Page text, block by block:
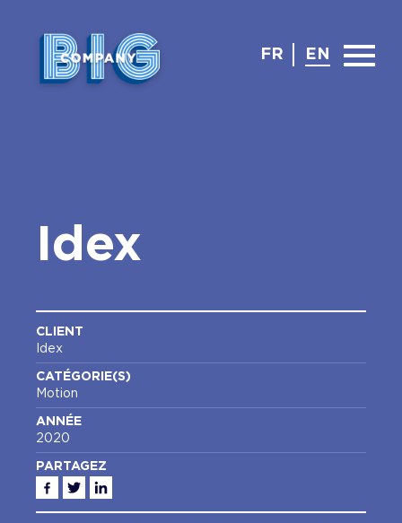
FR EN
Idex
CLIENT
Idex
CATÉGORIE(S)
Motion
ANNÉE
2020
PARTAGEZ
Facebook